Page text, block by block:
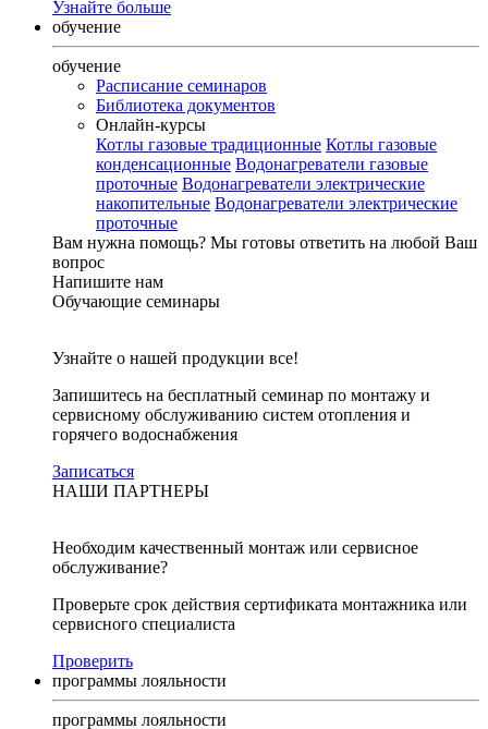
Узнайте больше
обучение
обучение
Расписание семинаров
Библиотека документов
Онлайн-курсы
Котлы газовые традиционные Котлы газовые
конденсационные Водонагреватели газовые
проточные Водонагреватели электрические
накопительные Водонагреватели электрические
проточные
Вам нужна помощь? Мы готовы ответить на любой Ваш
вопрос
Напишите нам
Обучающие семинары
Узнайте о нашей продукции все!
Запишитесь на бесплатный семинар по монтажу и
сервисному обслуживанию систем отопления и
горячего водоснабжения
Записаться
НАШИ ПАРТНЕРЫ
Необходим качественный монтаж или сервисное
обслуживание?
Проверьте срок действия сертификата монтажника или
сервисного специалиста
Проверить
программы лояльности
программы лояльности